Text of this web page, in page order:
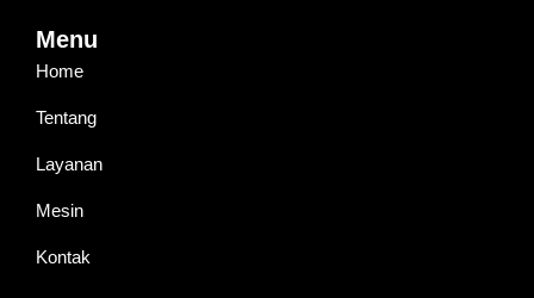
Menu
Home
Tentang
Layanan
Mesin
Kontak